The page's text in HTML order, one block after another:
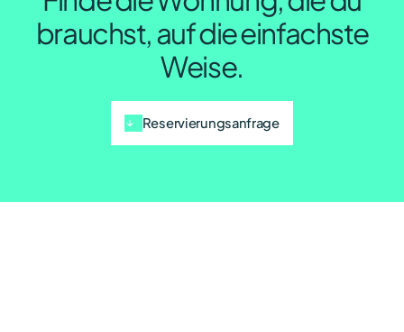
brauchst, auf die einfachste
Weise.
Reservierungsanfrage